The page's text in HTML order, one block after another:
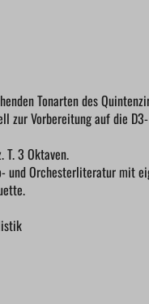
Tonarten des
zur Vorbereitung auf die
T. 3 Oktaven.
und Orchesterliteratur mit